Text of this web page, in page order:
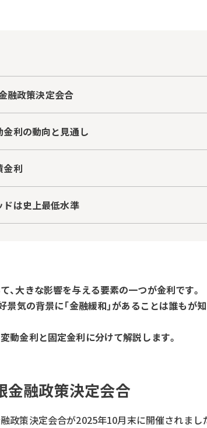
融政策決定会合
利の動向と見通し
金利
は史上最低水準
、大きな影響を与える要素の一つが金利です。
景気の背景に「金融緩和」があることは誰もが
動金利と固定金利に分けて解説します。
金融政策決定会合
政策決定会合が2025年10月末に開催されまし